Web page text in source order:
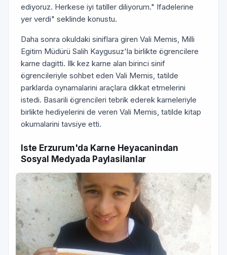
ediyoruz. Herkese iyi tatiller diliyorum." Ifadelerine
yer verdi" seklinde konustu.
Daha sonra okuldaki siniflara giren Vali Memis, Milli
Egitim Müdürü Salih Kaygusuz'la birlikte ögrencilere
karne dagitti. Ilk kez karne alan birinci sinif
ögrencileriyle sohbet eden Vali Memis, tatilde
parklarda oynamalarini araçlara dikkat etmelerini
istedi. Basarili ögrencileri tebrik ederek karneleriyle
birlikte hediyelerini de veren Vali Memis, tatilde kitap
okumalarini tavsiye etti.
Iste Erzurum'da Karne Heyacanindan
Sosyal Medyada Paylasilanlar